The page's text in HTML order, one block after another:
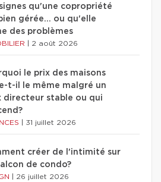
qu'une copropriété
gérée… ou qu'elle
des problèmes
2 août 2026
le prix des maisons
t-il le même malgré un
directeur stable ou qui
31 juillet 2026
créer de l'intimité sur
de condo?
26 juillet 2026